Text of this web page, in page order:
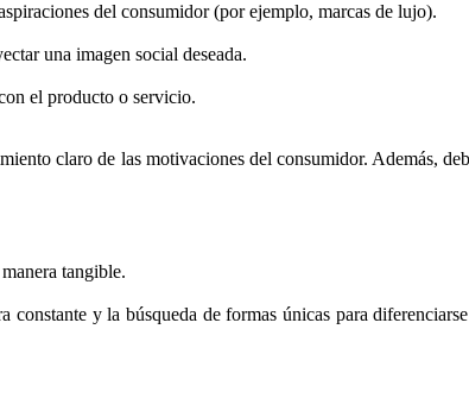
del consumidor (por ejemplo, marcas de lujo).
una imagen social deseada.
el producto o servicio.
claro de las motivaciones del consumidor. Además,
tangible.
y la búsqueda de formas únicas para